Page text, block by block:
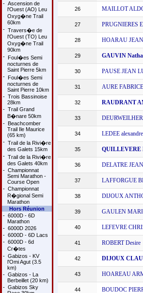
- Ascension de
l'Ouest (AO) Leu
Oxyg�ne Trail
60km
- Travers�e de
l'Ouest (TO) Leu
Oxyg�ne Trail
90km
- Foul�es Semi
nocturnes de
Saint Pierre 5km
- Foul�es Semi
nocturnes de
Saint Pierre 10km
- Trois Bassinoise
28km
- Trail Grand
B�nare 50km
- Beachcomber
Trail Ile Maurice
(65 km)
- Trail de la Rivi�re
des Galets 15km
- Trail de la Rivi�re
des Galets 40km
- Championnat
Semi Marathon -
Course Open
- Championnat
R�gional Semi
Marathon
Hors Réunion
- 6000D - 6D
Marathon
- 6000D 2026
- 6000D - 6D Lacs
- 6000D - 6d
Cr�tes
- Gabizos - KV
l'Omi Agut (3.5
km)
- Gabizos - La
Berbeillet (20 km)
- Gabizos Sky
26 MAILLOT
27 PRUGNIERES
28 HOARAU
29 GAUVIN
30 PAUSE JEAN
31 AURE FABRICE
32 RAUDRANT
33
34 LEDEE alexandre
35 QUILLEVERE
36 DELATRE
37 LAFFORGUE
38 DIJOUX
39 GAULEN
40 LEFEVRE
41 ROBERT Desire
42 DIJOUX
43 HOAREAU
44 BOUDOC